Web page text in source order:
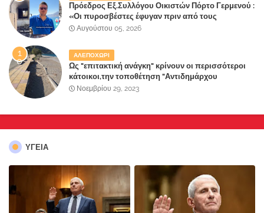
Πρόεδρος Εξ.Συλλόγου Οικιστών Πόρτο Γερμενού :
«Οι πυροσβέστες έφυγαν πριν από τους
κατοίκους»
Αυγούστου 05, 2026
ΑΛΕΠΟΧΩΡΙ
Ως "επιτακτική ανάγκη" κρίνουν οι περισσότεροι
κάτοικοι,την τοποθέτηση "Αντιδημάρχου
Παραλιακής Ζώνης" στο Δήμο Μάνδρας-Ειδυλλίας!
Νοεμβρίου 29, 2023
ΥΓΕΙΑ